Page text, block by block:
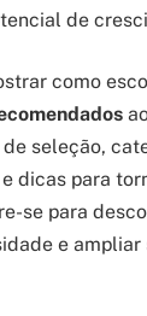
de
como
seleção,
dicas para
se para
e ampliar